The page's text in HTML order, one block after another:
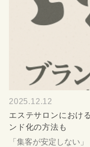
2025.12.12
エステサロンにおけ
ンド化の方法も
「集客が安定しない